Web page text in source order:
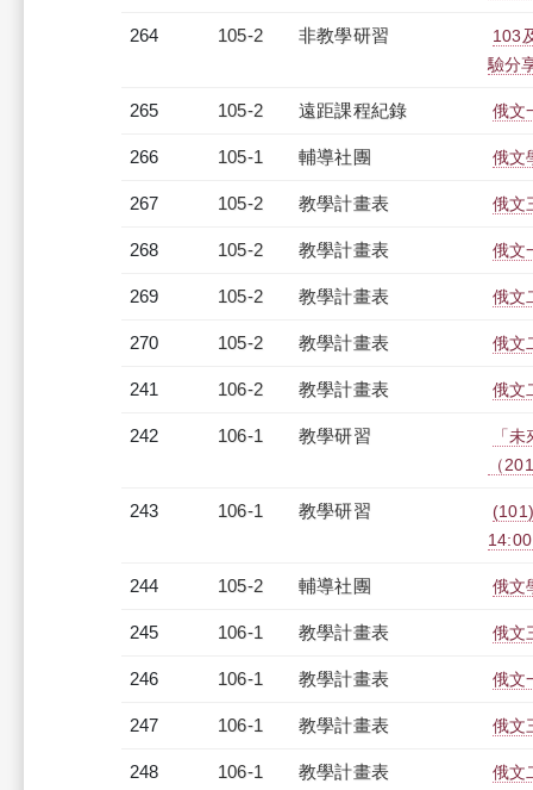
264 105-2 非教學研習
103
驗分
265 105-2 遠距課程紀錄 俄文
266 105-1 輔導社團 俄文
267 105-2 教學計畫表 俄文
268 105-2 教學計畫表 俄文
269 105-2 教學計畫表 俄文
270 105-2 教學計畫表 俄文
241 106-2 教學計畫表 俄文
242 106-1 教學研習
「
（
243 106-1 教學研習
244 105-2 輔導社團 俄文
245 106-1 教學計畫表 俄文
246 106-1 教學計畫表 俄文
247 106-1 教學計畫表 俄文
248 106-1 教學計畫表 俄文